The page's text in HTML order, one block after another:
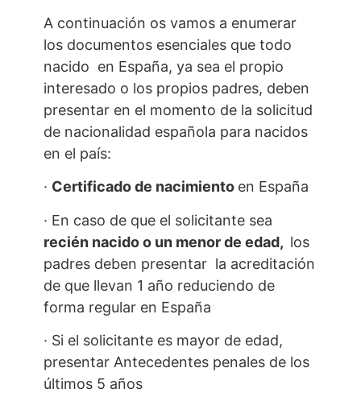
A continuación os vamos a enumerar
los documentos esenciales que todo
nacido en España, ya sea el propio
interesado o los propios padres, deben
presentar en el momento de la solicitud
de nacionalidad española para nacidos
en el país:
· Certificado de nacimiento en España
· En caso de que el solicitante sea
recién nacido o un menor de edad, los
padres deben presentar la acreditación
de que llevan 1 año reduciendo de
forma regular en España
· Si el solicitante es mayor de edad,
presentar Antecedentes penales de los
últimos 5 años